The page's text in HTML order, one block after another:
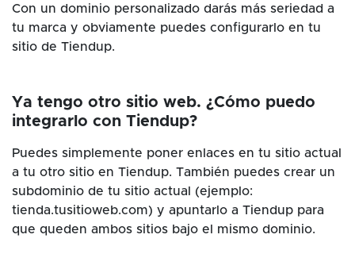
Con un dominio personalizado darás más seriedad a
tu marca y obviamente puedes configurarlo en tu
sitio de Tiendup.
Ya tengo otro sitio web. ¿Cómo puedo
integrarlo con Tiendup?
Puedes simplemente poner enlaces en tu sitio actual
a tu otro sitio en Tiendup. También puedes crear un
subdominio de tu sitio actual (ejemplo:
tienda.tusitioweb.com) y apuntarlo a Tiendup para
que queden ambos sitios bajo el mismo dominio.